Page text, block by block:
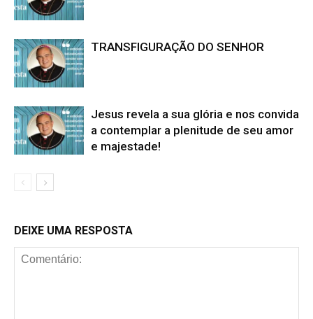
TRANSFIGURAÇÃO DO SENHOR
Jesus revela a sua glória e nos convida
a contemplar a plenitude de seu amor
e majestade!
DEIXE UMA RESPOSTA